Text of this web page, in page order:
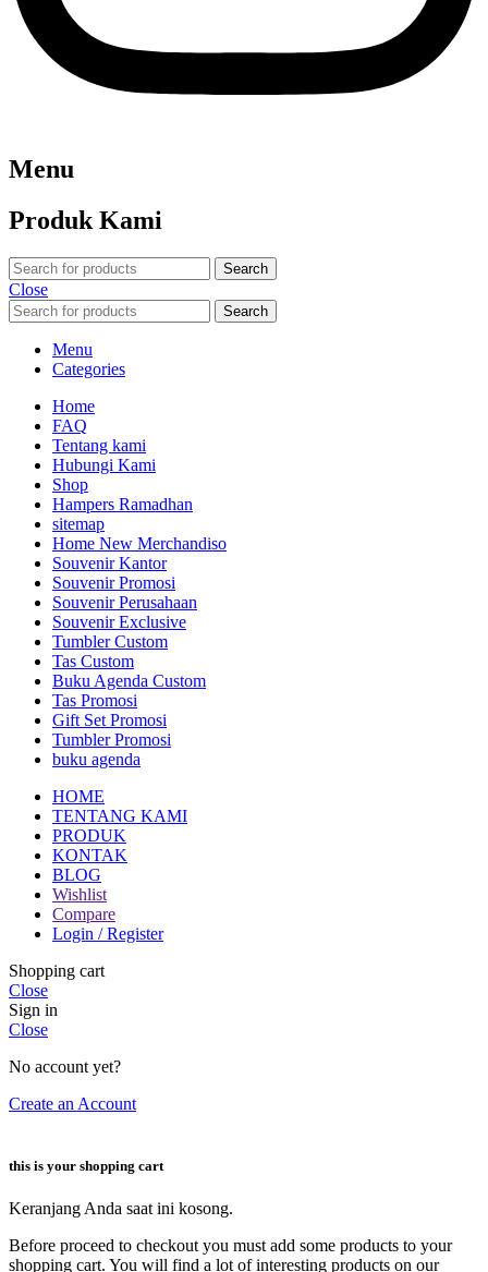
Menu
Produk Kami
Search
Close
Search
Menu
Categories
Home
FAQ
Tentang kami
Hubungi Kami
Shop
Hampers Ramadhan
sitemap
Home New Merchandiso
Souvenir Kantor
Souvenir Promosi
Souvenir Perusahaan
Souvenir Exclusive
Tumbler Custom
Tas Custom
Buku Agenda Custom
Tas Promosi
Gift Set Promosi
Tumbler Promosi
buku agenda
HOME
TENTANG KAMI
PRODUK
KONTAK
BLOG
Wishlist
Compare
Login / Register
Shopping cart
Close
Sign in
Close
No account yet?
Create an Account
this is your shopping cart
Keranjang Anda saat ini kosong.
Before proceed to checkout you must add some products to your
shopping cart. You will find a lot of interesting products on our